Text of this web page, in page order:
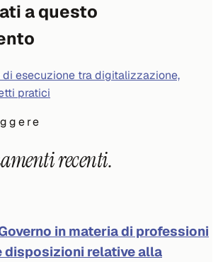
a questo
di esecuzione tra digitalizzazione,
pratici
recenti.
in materia di professioni
disposizioni relative alla